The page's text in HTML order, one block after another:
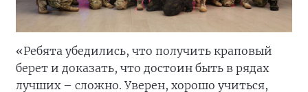
«Ребята убедились, что получить краповый
берет и доказать, что достоин быть в рядах
лучших – сложно. Уверен, хорошо учиться,